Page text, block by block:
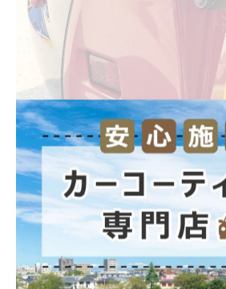
こんな感じです。ナンバー横から
た。
カーフィルムの濃さにも影響され
望される方もいらっしゃいます。
中古車ゆえにネジやまが潰れてい